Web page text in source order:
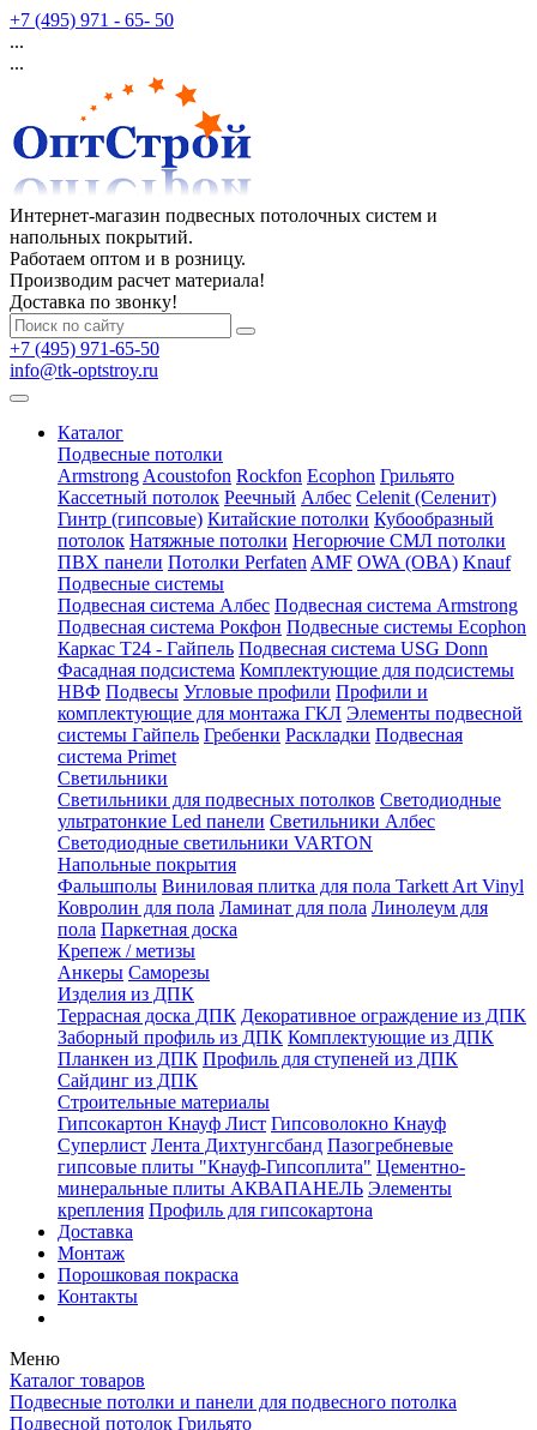
+7 (495) 971 - 65- 50
...
...
Интернет-магазин подвесных потолочных систем и
напольных покрытий.
Работаем оптом и в розницу.
Производим расчет материала!
Доставка по звонку!
+7 (495) 971-65-50
info@tk-optstroy.ru
Каталог
Подвесные потолки
Armstrong Acoustofon Rockfon Ecophon Грильято
Кассетный потолок Реечный Албес Celenit (Селенит)
Гинтр (гипсовые) Китайские потолки Кубообразный
потолок Натяжные потолки Негорючие СМЛ потолки
ПВХ панели Потолки Perfaten AMF OWA (ОВА) Knauf
Подвесные системы
Подвесная система Албес Подвесная система Armstrong
Подвесная система Рокфон Подвесные системы Ecophon
Каркас Т24 - Гайпель Подвесная система USG Donn
Фасадная подсистема Комплектующие для подсистемы
НВФ Подвесы Угловые профили Профили и
комплектующие для монтажа ГКЛ Элементы подвесной
системы Гайпель Гребенки Раскладки Подвесная
система Primet
Светильники
Светильники для подвесных потолков Светодиодные
ультратонкие Led панели Светильники Албес
Светодиодные светильники VARTON
Напольные покрытия
Фальшполы Виниловая плитка для пола Tarkett Art Vinyl
Ковролин для пола Ламинат для пола Линолеум для
пола Паркетная доска
Крепеж / метизы
Анкеры Саморезы
Изделия из ДПК
Террасная доска ДПК Декоративное ограждение из ДПК
Заборный профиль из ДПК Комплектующие из ДПК
Планкен из ДПК Профиль для ступеней из ДПК
Сайдинг из ДПК
Строительные материалы
Гипсокартон Кнауф Лист Гипсоволокно Кнауф
Суперлист Лента Дихтунгсбанд Пазогребневые
гипсовые плиты "Кнауф-Гипсоплита" Цементно-
минеральные плиты АКВАПАНЕЛЬ Элементы
крепления Профиль для гипсокартона
Доставка
Монтаж
Порошковая покраска
Контакты
Меню
Каталог товаров
Подвесные потолки и панели для подвесного потолка
Подвесной потолок Грильято